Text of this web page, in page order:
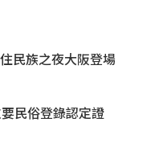
民族之夜大阪登場
民俗登錄認定證